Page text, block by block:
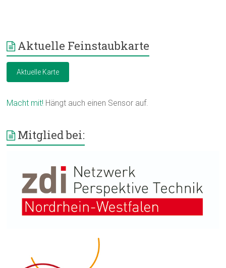
Aktuelle Feinstaubkarte
Aktuelle Karte
Macht mit! Hängt auch einen Sensor auf.
Mitglied bei: